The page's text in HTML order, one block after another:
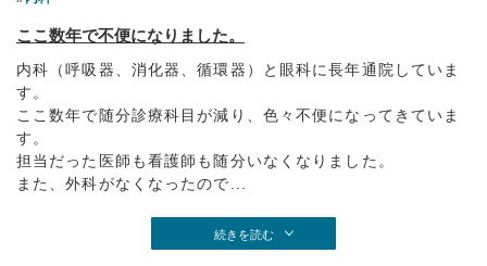
ここ数年で不便になりました。
内科（呼吸器、消化器、循環器）と眼科に長年通院していま
す。
ここ数年で随分診療科目が減り、色々不便になってきていま
す。
担当だった医師も看護師も随分いなくなりました。
また、外科がなくなったので...
続きを読む